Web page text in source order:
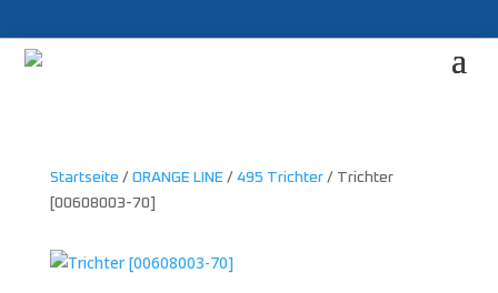
Startseite / ORANGE LINE / 495 Trichter/ Trichter
[00608003-70]